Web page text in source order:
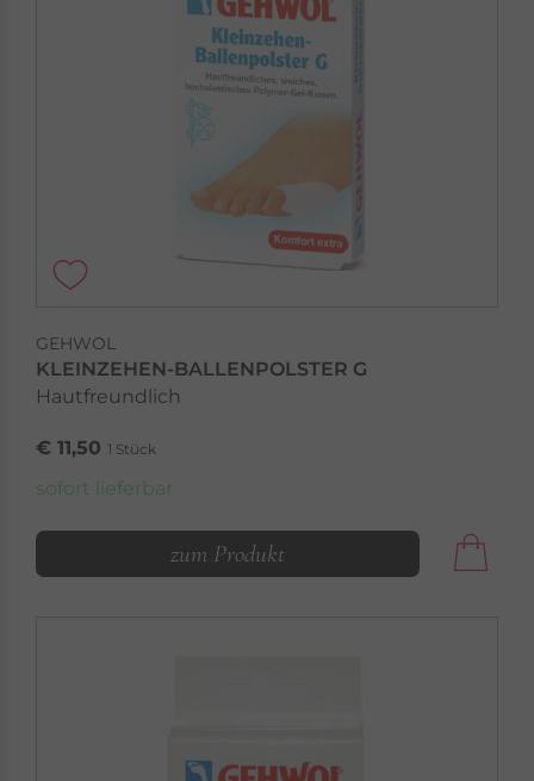
GEHWOL
KLEINZEHEN-BALLENPOLSTER G
Hautfreundlich
€ 11,50 1 Stück
sofort lieferbar
zum Produkt